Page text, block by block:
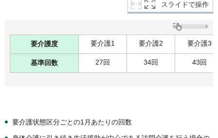
スライドで操作
要介護度 要介護1 要介護2 要介護3
基準回数 27回 34回 43回
要介護状態区分ごとの1月あたりの回数